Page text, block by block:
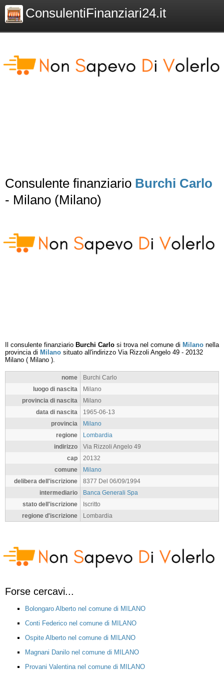
ConsulentiFinanziari24.it
Consulente finanziario Burchi Carlo
- Milano (Milano)
Il consulente finanziario Burchi Carlo si trova nel comune di Milano nella
provincia di Milano situato all'indirizzo Via Rizzoli Angelo 49 - 20132
Milano ( Milano ).
nome
Burchi Carlo
luogo di nascita
Milano
provincia di nascita
Milano
data di nascita
1965-06-13
provincia
Milano
regione
Lombardia
indirizzo
Via Rizzoli Angelo 49
cap
20132
comune
Milano
delibera dell'iscrizione
8377 Del 06/09/1994
intermediario
Banca Generali Spa
stato dell'iscrizione
Iscritto
regione d'iscrizione
Lombardia
Forse cercavi...
Bolongaro Alberto nel comune di MILANO
Conti Federico nel comune di MILANO
Ospite Alberto nel comune di MILANO
Magnani Danilo nel comune di MILANO
Provani Valentina nel comune di MILANO